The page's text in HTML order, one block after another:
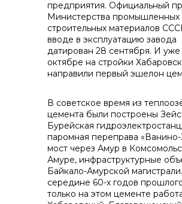
+7 (423) 234 50 50
предприятия. Официальный
Министерства промышленных
строительных материалов
вводе в эксплуатацию завода
датирован 28 сентября. И уже
октябре на стройки
направили первый эшелон
В советское время из
цемента были построены
Бурейская
паромная переправа «Ванино-
мост через Амур в
Амуре, инфраструктурные
Байкало-Амурской
середине 60-х годов
только на этом цементе